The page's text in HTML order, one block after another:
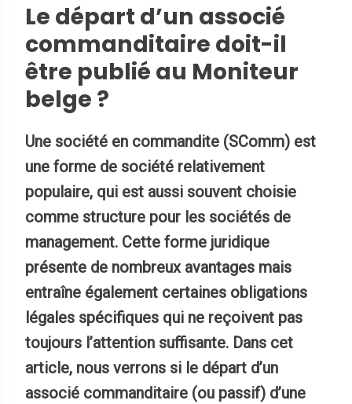
Le départ d’un associé
commanditaire doit-il
être publié au Moniteur
belge ?
Une société en commandite (SComm) est
une forme de société relativement
populaire, qui est aussi souvent choisie
comme structure pour les sociétés de
management. Cette forme juridique
présente de nombreux avantages mais
entraîne également certaines obligations
légales spécifiques qui ne reçoivent pas
toujours l’attention suffisante. Dans cet
article, nous verrons si le départ d’un
associé commanditaire (ou passif) d’une